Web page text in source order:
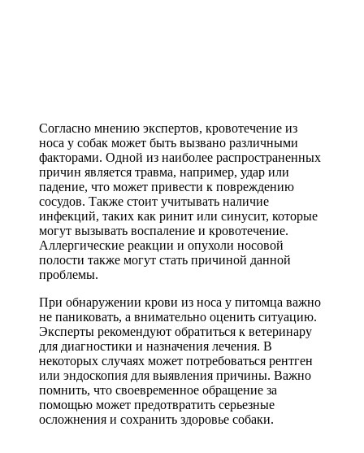
Согласно мнению экспертов, кровотечение из
носа у собак может быть вызвано различными
факторами. Одной из наиболее распространенных
причин является травма, например, удар или
падение, что может привести к повреждению
сосудов. Также стоит учитывать наличие
инфекций, таких как ринит или синусит, которые
могут вызывать воспаление и кровотечение.
Аллергические реакции и опухоли носовой
полости также могут стать причиной данной
проблемы.
При обнаружении крови из носа у питомца важно
не паниковать, а внимательно оценить ситуацию.
Эксперты рекомендуют обратиться к ветеринару
для диагностики и назначения лечения. В
некоторых случаях может потребоваться рентген
или эндоскопия для выявления причины. Важно
помнить, что своевременное обращение за
помощью может предотвратить серьезные
осложнения и сохранить здоровье собаки.